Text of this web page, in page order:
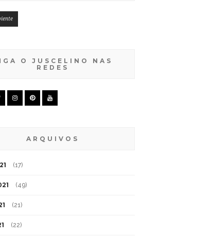
O JUSCELINO NAS
REDES
ARQUIVOS
(17)
(49)
(21)
(22)